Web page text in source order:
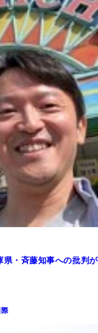
県・斉藤知事への批判が